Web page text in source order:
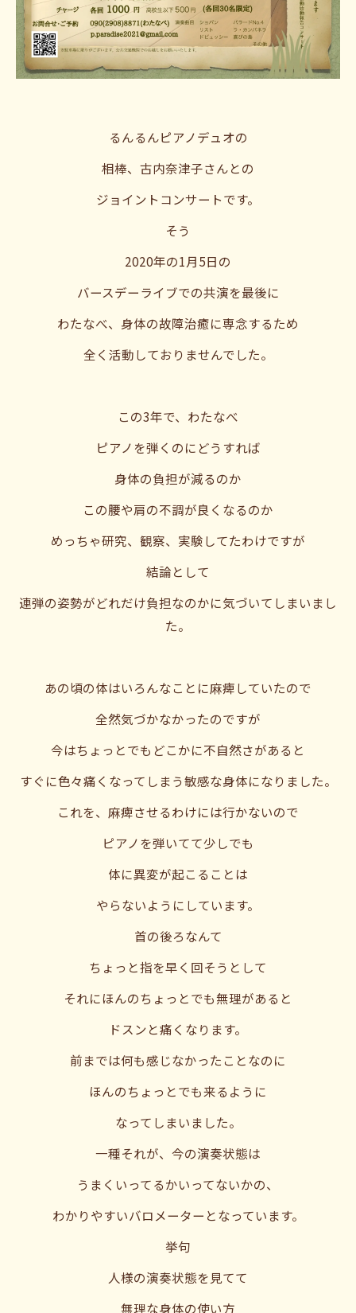
るんるんピアノデュオの
相棒、古内奈津子さんとの
ジョイントコンサートです。
そう
2020年の1月5日の
バースデーライブでの共演を最後に
わたなべ、身体の故障治癒に専念するため
全く活動しておりませんでした。
この3年で、わたなべ
ピアノを弾くのにどうすれば
身体の負担が減るのか
この腰や肩の不調が良くなるのか
めっちゃ研究、観察、実験してたわけですが
結論として
連弾の姿勢がどれだけ負担なのかに気づいてしまいまし
た。
あの頃の体はいろんなことに麻痺していたので
全然気づかなかったのですが
今はちょっとでもどこかに不自然さがあると
すぐに色々痛くなってしまう敏感な身体になりました。
これを、麻痺させるわけには行かないので
ピアノを弾いてて少しでも
体に異変が起こることは
やらないようにしています。
首の後ろなんて
ちょっと指を早く回そうとして
それにほんのちょっとでも無理があると
ドスンと痛くなります。
前までは何も感じなかったことなのに
ほんのちょっとでも来るように
なってしまいました。
一種それが、今の演奏状態は
うまくいってるかいってないかの、
わかりやすいバロメーターとなっています。
挙句
人様の演奏状態を見てて
無理な身体の使い方